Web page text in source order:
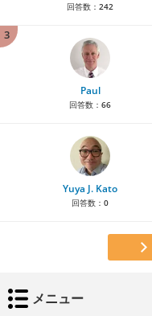
回答数： 242
3
Paul
回答数： 66
Yuya J. Kato
回答数： 0
メニュー